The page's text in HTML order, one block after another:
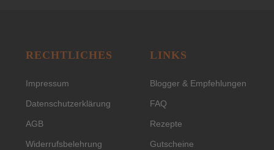
RECHTLICHES
Impressum
Datenschutzerklärung
AGB
Widerrufsbelehrung
LINKS
Blogger & Empfehlungen
FAQ
Rezepte
Gutscheine